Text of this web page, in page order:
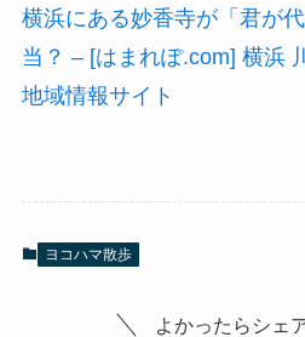
横浜にある妙香寺が「君が
当？ – [はまれぽ.com] 横浜
地域情報サイト
ヨコハマ散歩
よかったらシェ